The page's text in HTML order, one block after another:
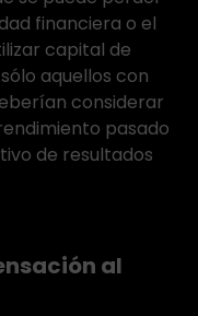
financiera o el
capital de
aquellos con
considerar
pasado
de resultados
al